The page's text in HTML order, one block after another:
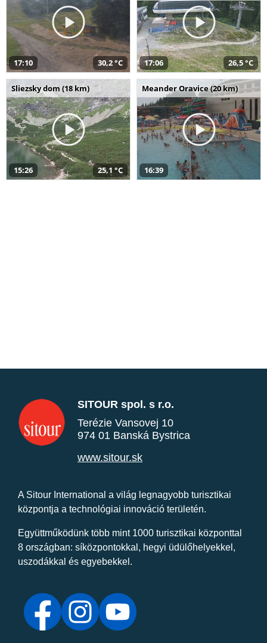
17:10 30,2 °C 17:06 26,5 °C
Sliezsky dom (18 km)
15:26 25,1 °C
Meander Oravice (20 km)
16:39
SITOUR spol. s r.o.
Terézie Vansovej 10
974 01 Banská Bystrica
www.sitour.sk
A Sitour International a világ legnagyobb turisztikai
központja a technológiai innováció területén.
Együttműködünk több mint 1000 turisztikai központtal
8 országban: síközpontokkal, hegyi üdülőhelyekkel,
uszodákkal és egyebekkel.